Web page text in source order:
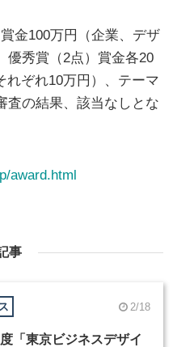
金100万円（企業、デザ
優秀賞（2点）賞金各20
れぞれ10万円）、テーマ
の結果、該当なしとな
award.html
事
2/18
「東京ビジネスデザイ